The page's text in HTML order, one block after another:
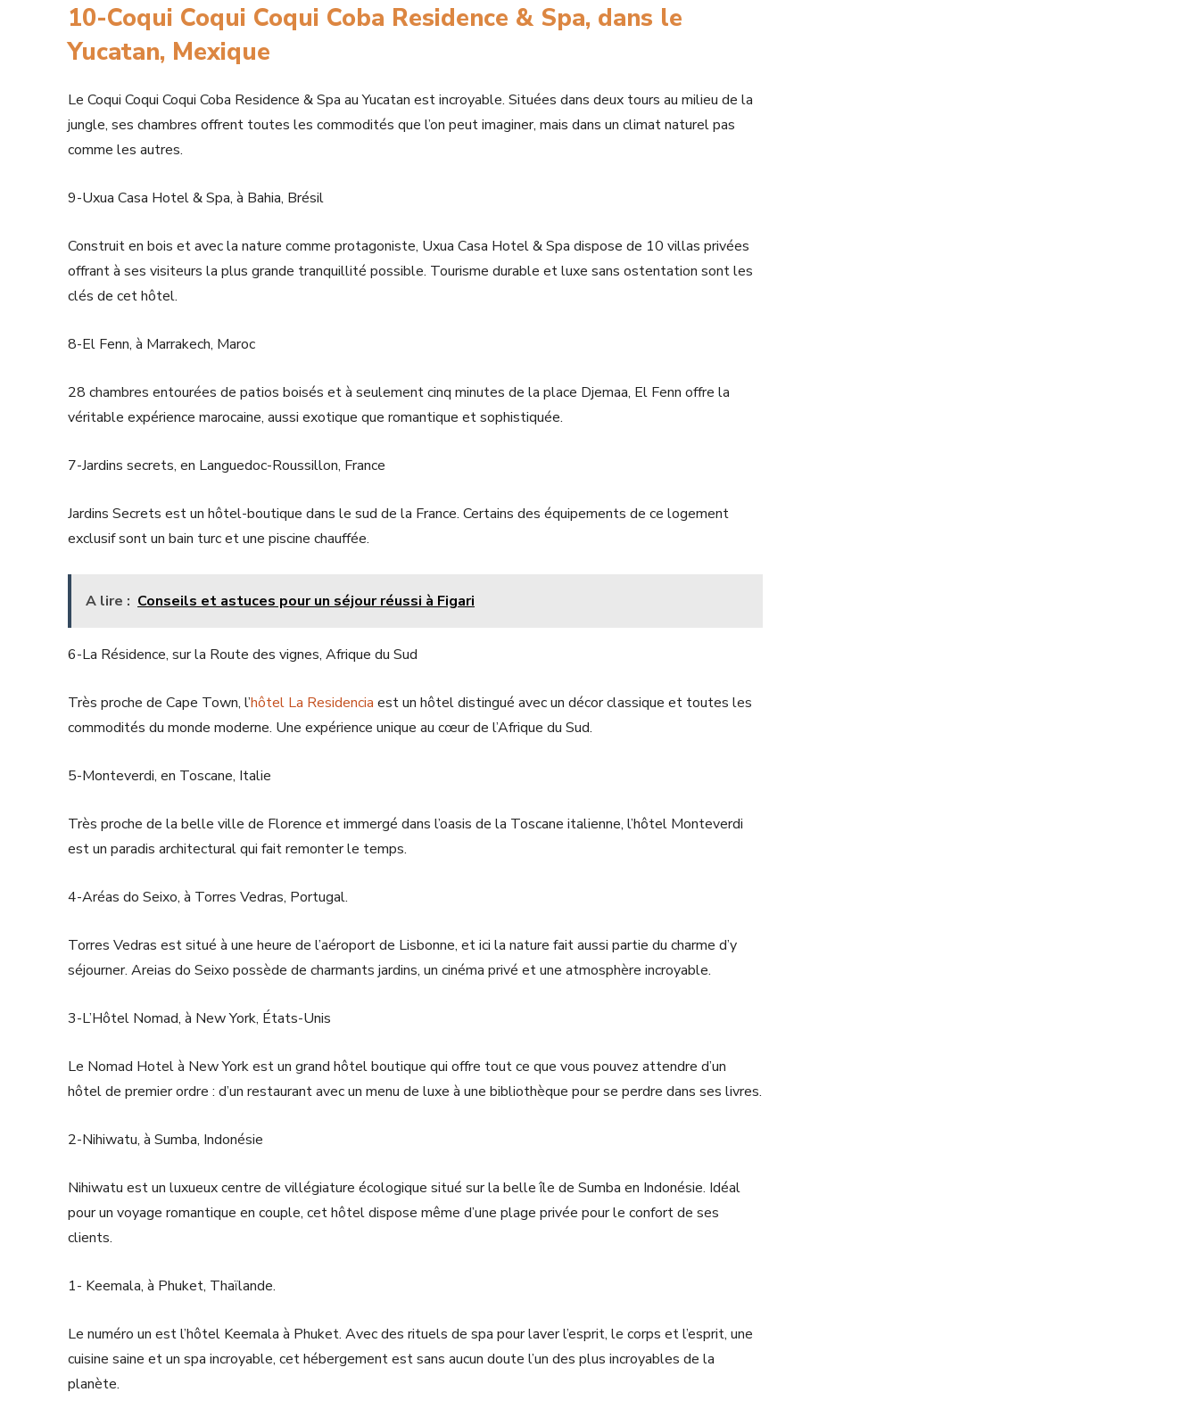
10-Coqui Coqui Coqui Coba Residence & Spa, dans le
Yucatan, Mexique
Le Coqui Coqui Coqui Coba Residence & Spa au Yucatan est incroyable. Situées dans deux tours au milieu de la
jungle, ses chambres offrent toutes les commodités que l’on peut imaginer, mais dans un climat naturel pas
comme les autres.
9-Uxua Casa Hotel & Spa, à Bahia, Brésil
Construit en bois et avec la nature comme protagoniste, Uxua Casa Hotel & Spa dispose de 10 villas privées
offrant à ses visiteurs la plus grande tranquillité possible. Tourisme durable et luxe sans ostentation sont les
clés de cet hôtel.
8-El Fenn, à Marrakech, Maroc
28 chambres entourées de patios boisés et à seulement cinq minutes de la place Djemaa, El Fenn offre la
véritable expérience marocaine, aussi exotique que romantique et sophistiquée.
7-Jardins secrets, en Languedoc-Roussillon, France
Jardins Secrets est un hôtel-boutique dans le sud de la France. Certains des équipements de ce logement
exclusif sont un bain turc et une piscine chauffée.
A lire : Conseils et astuces pour un séjour réussi à Figari
6-La Résidence, sur la Route des vignes, Afrique du Sud
Très proche de Cape Town, l’hôtel La Residencia est un hôtel distingué avec un décor classique et toutes les
commodités du monde moderne. Une expérience unique au cœur de l’Afrique du Sud.
5-Monteverdi, en Toscane, Italie
Très proche de la belle ville de Florence et immergé dans l’oasis de la Toscane italienne, l’hôtel Monteverdi
est un paradis architectural qui fait remonter le temps.
4-Aréas do Seixo, à Torres Vedras, Portugal.
Torres Vedras est situé à une heure de l’aéroport de Lisbonne, et ici la nature fait aussi partie du charme d’y
séjourner. Areias do Seixo possède de charmants jardins, un cinéma privé et une atmosphère incroyable.
3-L’Hôtel Nomad, à New York, États-Unis
Le Nomad Hotel à New York est un grand hôtel boutique qui offre tout ce que vous pouvez attendre d’un
hôtel de premier ordre : d’un restaurant avec un menu de luxe à une bibliothèque pour se perdre dans ses livres.
2-Nihiwatu, à Sumba, Indonésie
Nihiwatu est un luxueux centre de villégiature écologique situé sur la belle île de Sumba en Indonésie. Idéal
pour un voyage romantique en couple, cet hôtel dispose même d’une plage privée pour le confort de ses
clients.
1- Keemala, à Phuket, Thaïlande.
Le numéro un est l’hôtel Keemala à Phuket. Avec des rituels de spa pour laver l’esprit, le corps et l’esprit, une
cuisine saine et un spa incroyable, cet hébergement est sans aucun doute l’un des plus incroyables de la
planète.